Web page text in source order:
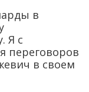
в
Я с
переговоров
в своем